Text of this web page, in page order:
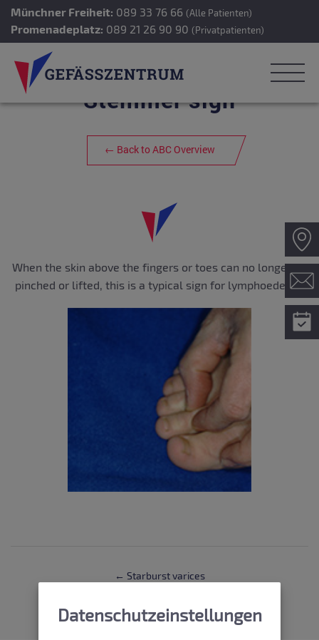
Münchner Freiheit: 089 33 76 66 (Alle Patienten)
Promenadeplatz: 089 21 26 90 90 (Privatpatienten)
Stemmer sign
← Back to ABC Overview
When the skin above the fingers or toes can no longer be
pinched or lifted, this is a typical sign for lymphoedema.
← Starburst varices
Datenschutzeinstellungen